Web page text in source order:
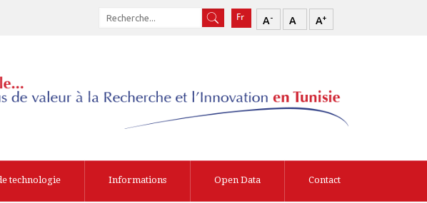
A- A A+
technologie Informations Open Data Contact